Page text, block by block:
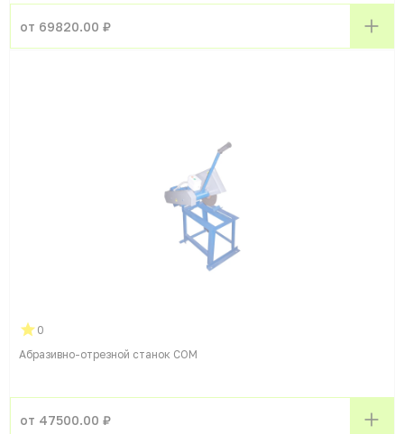
от 69820.00 ₽
0
Абразивно-отрезной станок СОМ
от 47500.00 ₽